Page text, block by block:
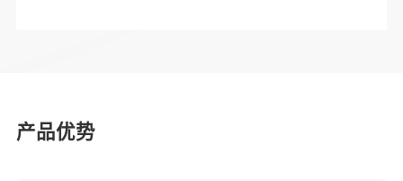
产品优势